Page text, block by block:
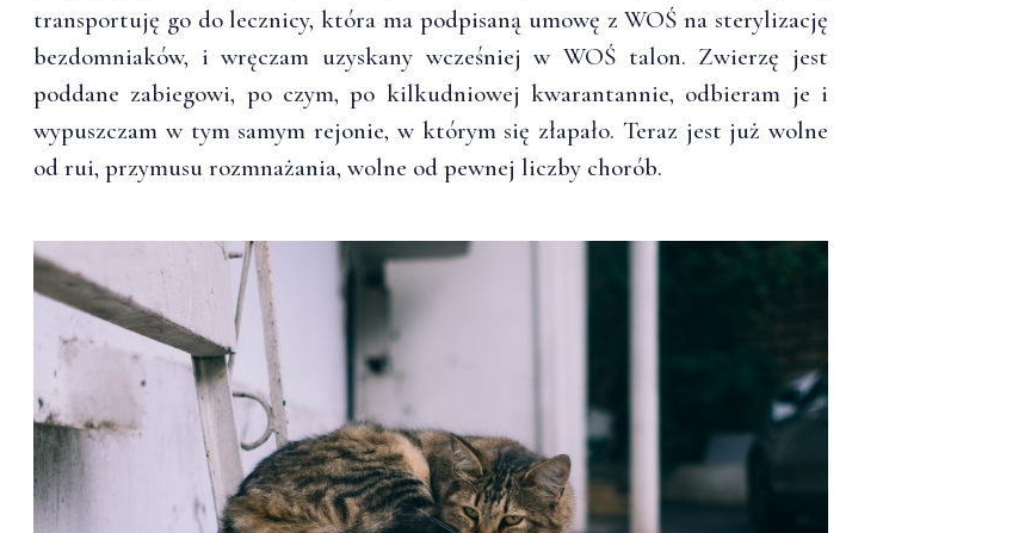
transportuję go do lecznicy, która ma podpisaną umowę z WOŚ na sterylizację
bezdomniaków, i wręczam uzyskany wcześniej w WOŚ talon. Zwierzę jest
poddane zabiegowi, po czym, po kilkudniowej kwarantannie, odbieram je i
wypuszczam w tym samym rejonie, w którym się złapało. Teraz jest już wolne
od rui, przymusu rozmnażania, wolne od pewnej liczby chorób.